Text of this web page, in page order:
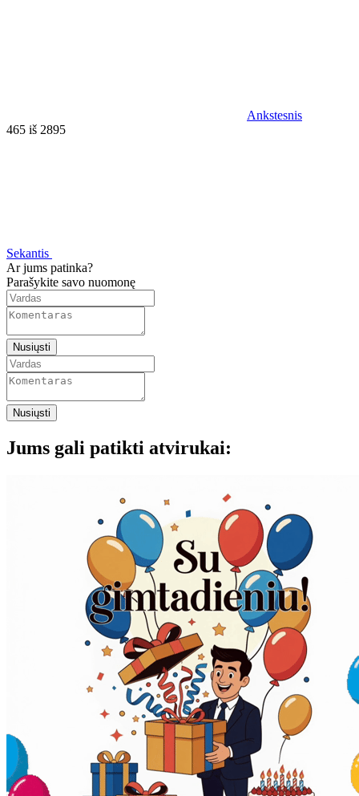
Ankstesnis
465 iš 2895
Sekantis
Ar jums patinka?
Parašykite savo nuomonę
Nusiųsti
Nusiųsti
Jums gali patikti atvirukai: